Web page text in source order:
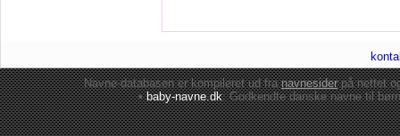
Navne-databasen er kompileret ud franavnesiderpå nettet
•baby-navne.dk: Godkendte danskenavne til børn